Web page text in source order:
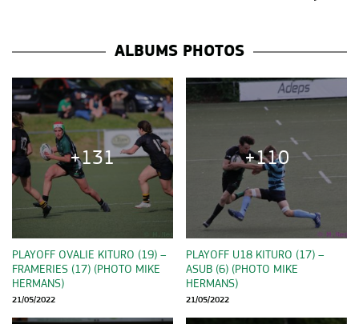
ALBUMS PHOTOS
+131
PLAYOFF OVALIE KITURO (19) –
FRAMERIES (17) (PHOTO MIKE
HERMANS)
21/05/2022
+110
PLAYOFF U18 KITURO (17) –
ASUB (6) (PHOTO MIKE
HERMANS)
21/05/2022